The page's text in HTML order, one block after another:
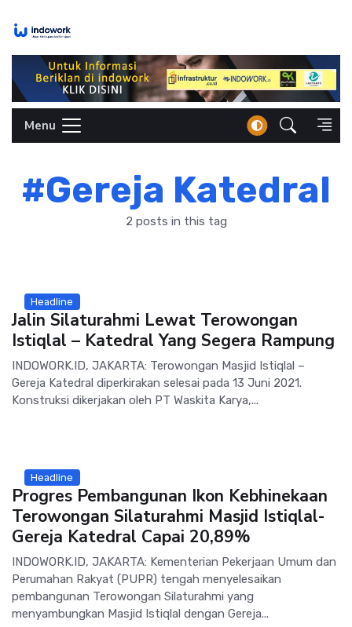
Menu
#Gereja Katedral
2 posts in this tag
Headline
Jalin Silaturahmi Lewat Terowongan
Istiqlal – Katedral Yang Segera Rampung
INDOWORK.ID, JAKARTA: Terowongan Masjid Istiqlal –
Gereja Katedral diperkirakan selesai pada 13 Juni 2021.
Konstruksi dikerjakan oleh PT Waskita Karya,...
Headline
Progres Pembangunan Ikon Kebhinekaan
Terowongan Silaturahmi Masjid Istiqlal-
Gereja Katedral Capai 20,89%
INDOWORK.ID, JAKARTA: Kementerian Pekerjaan Umum dan
Perumahan Rakyat (PUPR) tengah menyelesaikan
pembangunan Terowongan Silaturahmi yang
menyambungkan Masjid Istiqlal dengan Gereja...